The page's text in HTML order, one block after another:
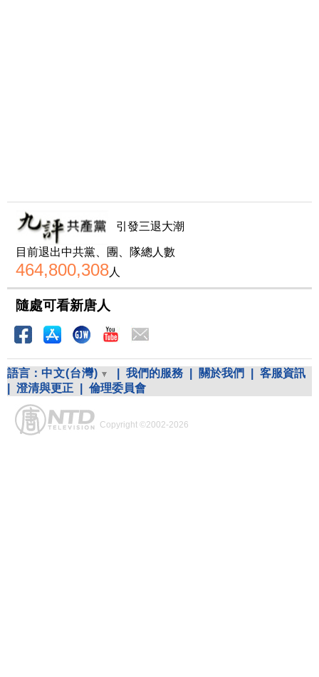
引發三退大潮
目前退出中共黨、團、隊總人數
464,800,308人
隨處可看新唐人
語言： 中文(台灣) 我們的服務 關於我們
客服資訊
澄清與更正 倫理委員會
Copyright ©2002-2026